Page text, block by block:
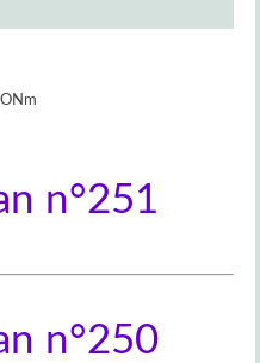
n°251
n°250